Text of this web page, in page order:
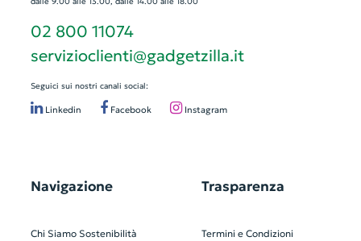
02 800 11074
servizioclienti@gadgetzilla.it
Seguici sui nostri canali social:
Linkedin Facebook Instagram
Navigazione
Chi Siamo Sostenibilità
Trasparenza
Termini e Condizioni